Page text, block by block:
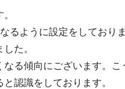
るように設定をしており
た。
る傾向にございます。
認識をしております。